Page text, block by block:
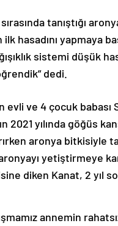
tanıştığı
hasadını yapmaya
sistemi düşük
dedi.
evli ve 4 çocuk
2021 yılında göğüs
aronya bitkisiyle
aronyayı yetiştirmeye
diken Kanat, 2 yıl
annemin